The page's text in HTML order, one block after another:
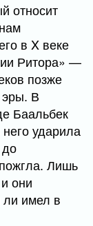
относит
в X веке
Ритора» —
позже
В
Баальбек
ударила
Лишь
они
имел в